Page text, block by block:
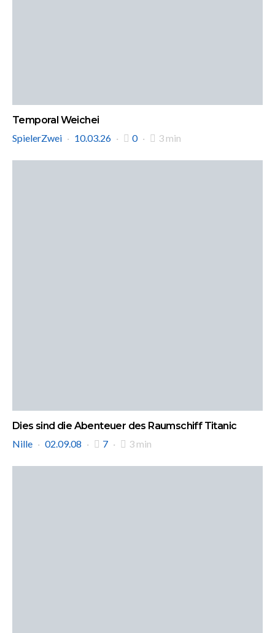
Temporal Weichei
SpielerZwei
10.03.26 0 3 min
Dies sind die Abenteuer des Raumschiff Titanic
Nille
02.09.08 7 3 min